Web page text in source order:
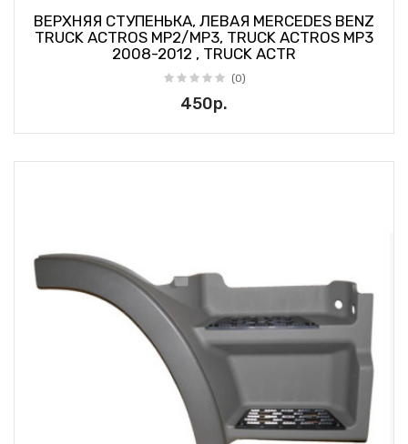
ВЕРХНЯЯ СТУПЕНЬКА, ЛЕВАЯ MERCEDES BENZ
TRUCK ACTROS MP2/MP3, TRUCK ACTROS MP3
2008-2012 , TRUCK ACTR
(0)
450р.